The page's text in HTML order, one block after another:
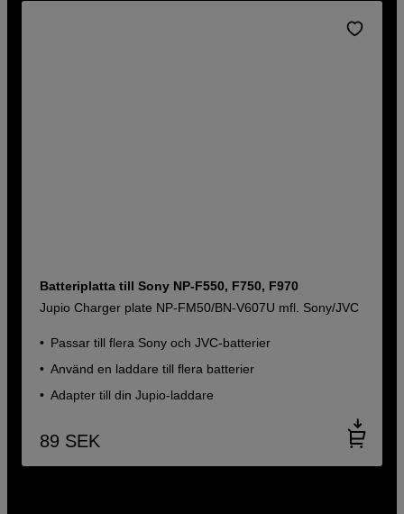
Batteriplatta till Sony NP-F550, F750, F970
Jupio Charger plate NP-FM50/BN-V607U mfl. Sony/JVC
Passar till flera Sony och JVC-batterier
Använd en laddare till flera batterier
Adapter till din Jupio-laddare
89 SEK